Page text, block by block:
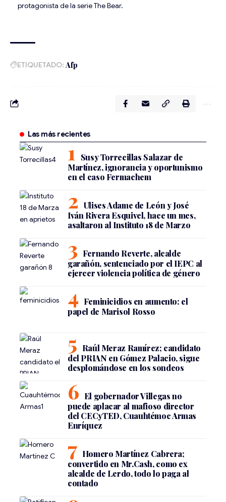
protagonista de la serie The Bear.
ETIQUETADO: Afp
Las más recientes
Susy Torrecillas Salazar de
Martínez, ignorancia y oportunismo
en el caso Fermachem
Ulises Adame de León y José
Iván Rivera Esquivel, hace un mes,
asaltaron al Instituto 18 de Marzo
Fernando Reverte, alcalde
garañón, sentenciado por el IEPC al
ejercer violencia política de género
Feminicidios en aumento: el
papel de Marisol Rosso
Raúl Meraz Ramírez; candidato
del PRIAN en Gómez Palacio, sigue
desplomándose en los sondeos
El gobernador Villegas no
puede aplacar al mafioso director
del CECyTED, Cuauhtémoc Armas
Enríquez
Homero Martínez Cabrera;
convertido en Mr.Cash, como ex
alcalde de Lerdo, todo lo paga al
contado